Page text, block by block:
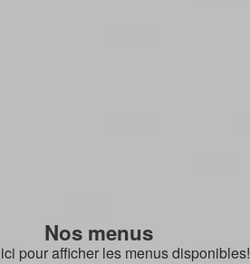
Nos menus
pour afficher les menus disponibles!